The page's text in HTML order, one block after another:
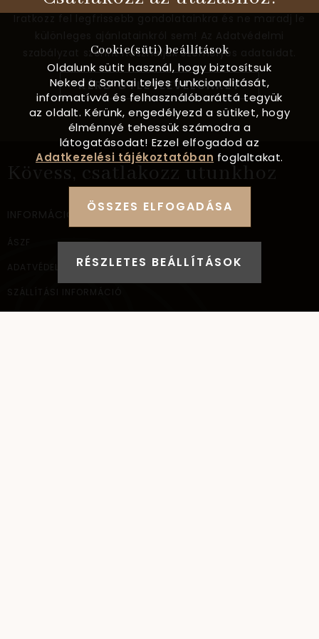
szabályzat szerint használjuk személyes adataidat.
KÉRD ÖTLETLEVELÜNKET
Kövess, csatlakozz utunkhoz
INFORMÁCIÓ
ÁSZF
ADATVÉDELEM
SZÁLLÍTÁSI INFORMÁCIÓ
Cookie(süti) beállítások
Oldalunk sütit használ, hogy biztosítsuk
Neked a Santai teljes funkcionalitását,
informatívvá és felhasználóbaráttá tegyük
az oldalt. Kérünk, engedélyezd a sütiket, hogy
élménnyé tehessük számodra a
látogatásodat! Ezzel elfogadod az
Adatkezelési tájékoztatóban foglaltakat.
ÖSSZES ELFOGADÁSA
RÉSZLETES BEÁLLÍTÁSOK